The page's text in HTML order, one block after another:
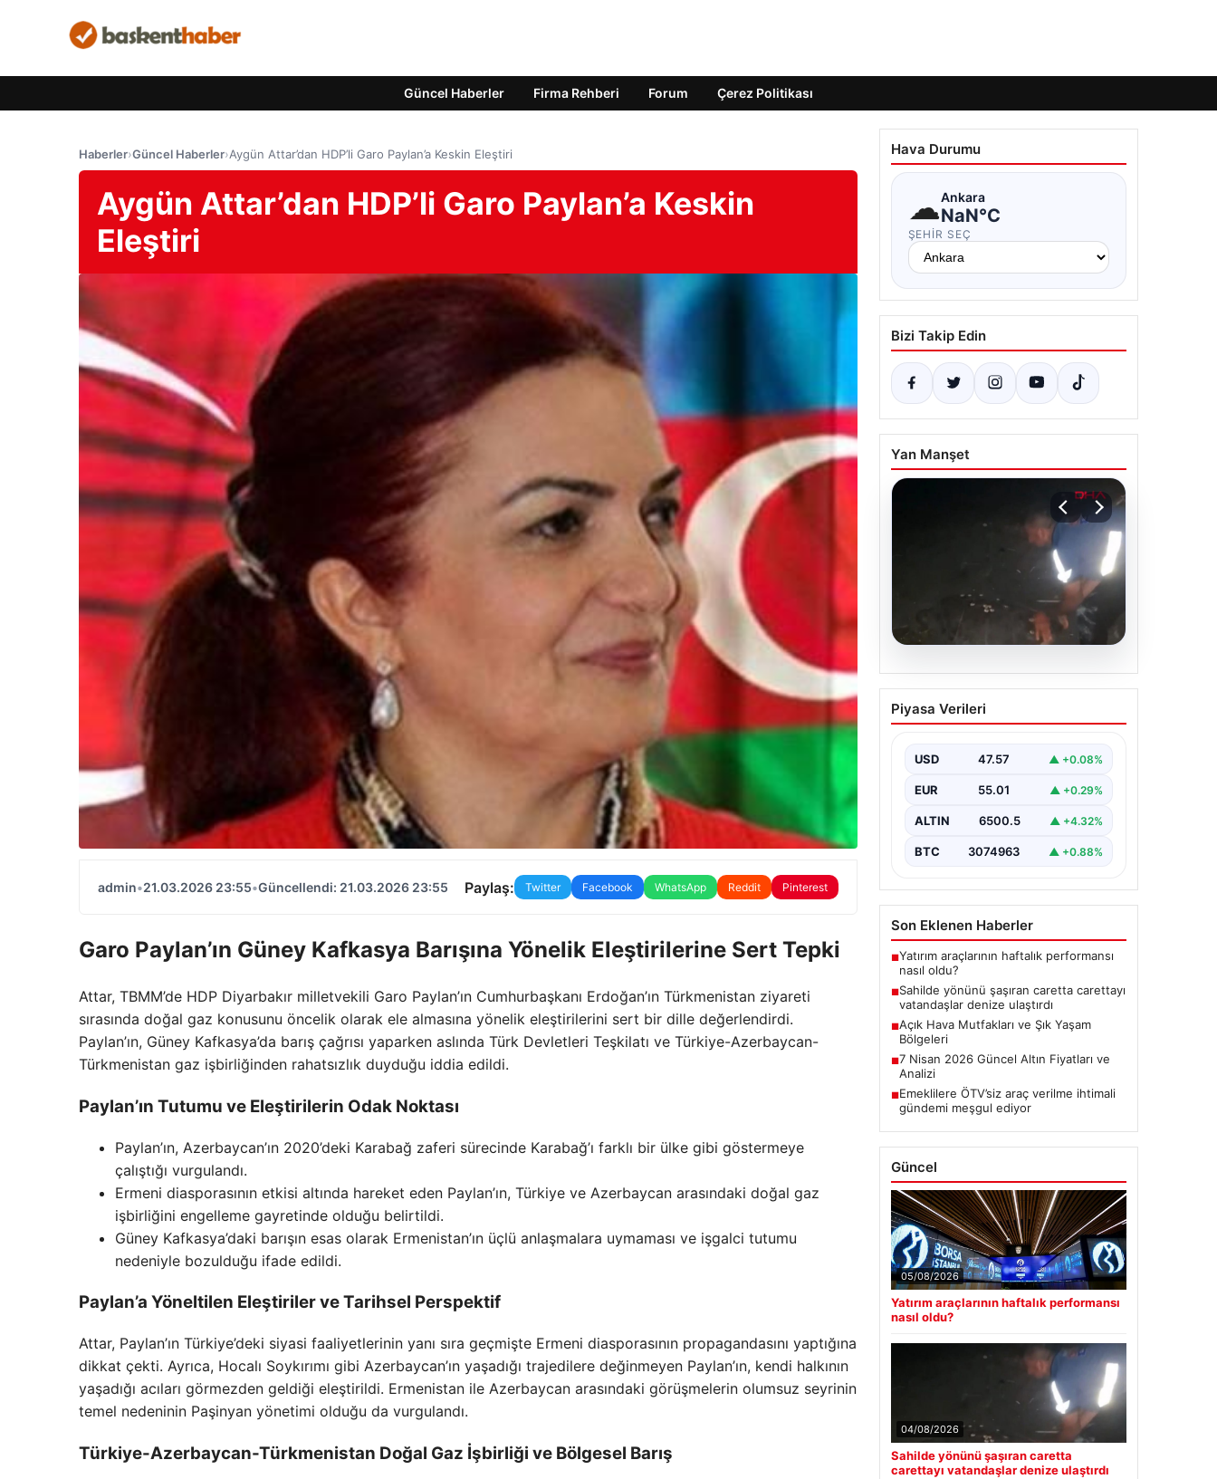
Güncel Haberler Firma Rehberi Forum Çerez Politikası
Haberler›Güncel Haberler›Aygün Attar’dan HDP’li Garo Paylan’a Keskin Eleştiri
Aygün Attar’dan HDP’li Garo Paylan’a Keskin
Eleştiri
admin•21.03.2026 23:55•Güncellendi: 21.03.2026 23:55 Paylaş: Twitter Facebook WhatsApp Reddit Pinterest
Garo Paylan’ın Güney Kafkasya Barışına Yönelik Eleştirilerine Sert Tepki
Attar, TBMM’de HDP Diyarbakır milletvekili Garo Paylan’ın Cumhurbaşkanı Erdoğan’ın Türkmenistan ziyareti
sırasında doğal gaz konusunu öncelik olarak ele almasına yönelik eleştirilerini sert bir dille değerlendirdi.
Paylan’ın, Güney Kafkasya’da barış çağrısı yaparken aslında Türk Devletleri Teşkilatı ve Türkiye-Azerbaycan-
Türkmenistan gaz işbirliğinden rahatsızlık duyduğu iddia edildi.
Paylan’ın Tutumu ve Eleştirilerin Odak Noktası
Paylan’ın, Azerbaycan’ın 2020’deki Karabağ zaferi sürecinde Karabağ’ı farklı bir ülke gibi göstermeye
çalıştığı vurgulandı.
Ermeni diasporasının etkisi altında hareket eden Paylan’ın, Türkiye ve Azerbaycan arasındaki doğal gaz
işbirliğini engelleme gayretinde olduğu belirtildi.
Güney Kafkasya’daki barışın esas olarak Ermenistan’ın üçlü anlaşmalara uymaması ve işgalci tutumu
nedeniyle bozulduğu ifade edildi.
Paylan’a Yöneltilen Eleştiriler ve Tarihsel Perspektif
Attar, Paylan’ın Türkiye’deki siyasi faaliyetlerinin yanı sıra geçmişte Ermeni diasporasının propagandasını yaptığına
dikkat çekti. Ayrıca, Hocalı Soykırımı gibi Azerbaycan’ın yaşadığı trajedilere değinmeyen Paylan’ın, kendi halkının
yaşadığı acıları görmezden geldiği eleştirildi. Ermenistan ile Azerbaycan arasındaki görüşmelerin olumsuz seyrinin
temel nedeninin Paşinyan yönetimi olduğu da vurgulandı.
Türkiye-Azerbaycan-Türkmenistan Doğal Gaz İşbirliği ve Bölgesel Barış
Hava Durumu
☁Ankara
NaN°C
ŞEHIR SEÇ
Bizi Takip Edin
Yan Manşet
04.08.2026
Sahilde yönünü şaşıran
caretta carettayı
ulaştırdı
Piyasa Verileri
USD 47.57 ▲ +0.08%
EUR 55.01 ▲ +0.29%
ALTIN 6500.5 ▲ +4.32%
BTC 3074963 ▲ +0.88%
Son Eklenen Haberler
■Yatırım araçlarının haftalık performansı
nasıl oldu?
■Sahilde yönünü şaşıran caretta carettayı
vatandaşlar denize ulaştırdı
■Açık Hava Mutfakları ve Şık Yaşam
Bölgeleri
■7 Nisan 2026 Güncel Altın Fiyatları ve
Analizi
■Emeklilere ÖTV’siz araç verilme ihtimali
gündemi meşgul ediyor
Güncel
05/08/2026
Yatırım araçlarının haftalık performansı
nasıl oldu?
04/08/2026
Sahilde yönünü şaşıran caretta
carettayı vatandaşlar denize ulaştırdı